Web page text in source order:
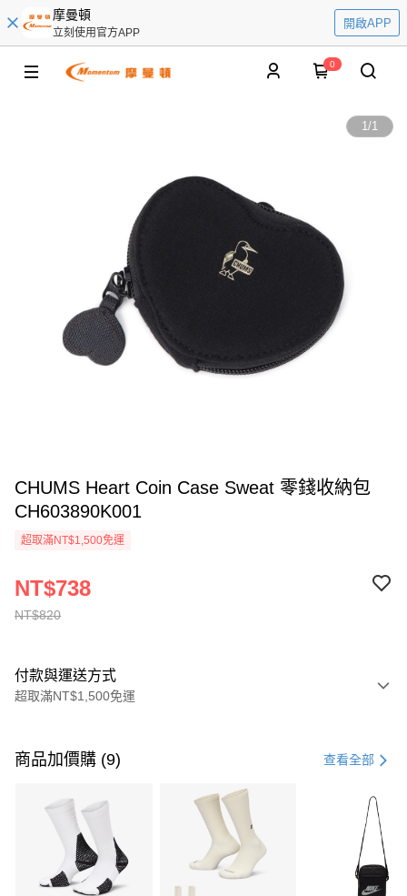
摩曼頓
立刻使用官方APP
開啟APP
0
1/1
CHUMS Heart Coin Case Sweat 零錢收納包
CH603890K001
超取滿NT$1,500免運
NT$820
NT$738
付款與運送方式
超取滿NT$1,500免運
信用卡一次付款
3 期 0 利率 每期 21家銀行
合作金庫商業銀行
第一商業銀行
華南商業銀行
彰化商業銀行
上海商業儲蓄銀行
Apple Pay
商品加價購 (9) 查看全部